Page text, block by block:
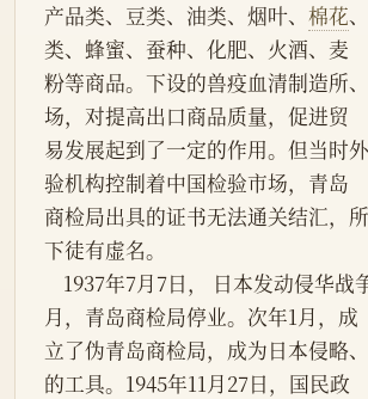
产品类、豆类、油类、烟叶、 棉花
类、蜂蜜、蚕种、化肥、火酒、麦
粉等商品。下设的兽疫血清制造所
场，对提高出口商品质量，促进贸
易发展起到了一定的作用。但当时
验机构控制着中国检验市场，青岛
商检局出具的证书无法通关结汇，
下徒有虚名。
月，青岛商检局停业。次年1月，成
立了伪青岛商检局，成为日本侵略
的工具。1945年11月27日，国民政